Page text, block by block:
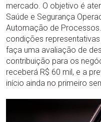
mercado. O objetivo é
Saúde e Segurança
Automação de
condições
faça uma avaliação de
contribuição para os
receberá R$ 60 mil, e a
início ainda no primeiro